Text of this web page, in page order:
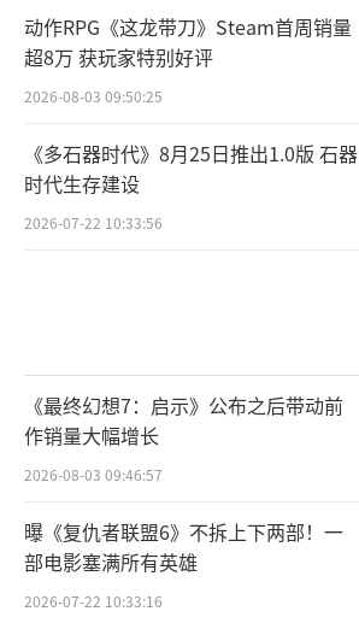
动作RPG《这龙带刀》Steam首周销量
超8万 获玩家特别好评
2026-08-03 09:50:25
《多石器时代》8月25日推出1.0版 石器
时代生存建设
2026-07-22 10:33:56
《最终幻想7：启示》公布之后带动前
作销量大幅增长
2026-08-03 09:46:57
曝《复仇者联盟6》不拆上下两部！一
部电影塞满所有英雄
2026-07-22 10:33:16